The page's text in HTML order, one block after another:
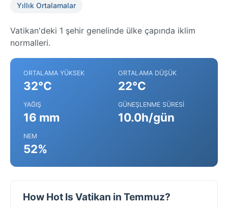
Yıllık Ortalamalar
Vatikan'deki 1 şehir genelinde ülke çapında iklim
normalleri.
ORTALAMA YÜKSEK
32°C
ORTALAMA DÜŞÜK
22°C
YAĞIŞ
16 mm
GÜNEŞLENME SÜRESI
10.0h/gün
NEM
52%
How Hot Is Vatikan in Temmuz?